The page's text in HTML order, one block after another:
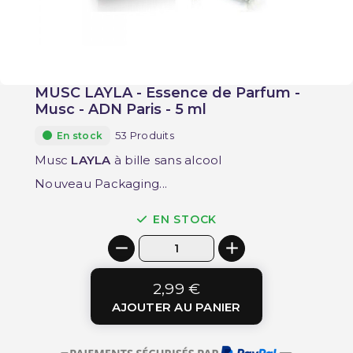
MUSC LAYLA - Essence de Parfum -
Musc - ADN Paris - 5 ml
En stock 53 Produits
Musc LAYLA à bille sans alcool
Nouveau Packaging...
EN STOCK
2,99 €
AJOUTER AU PANIER